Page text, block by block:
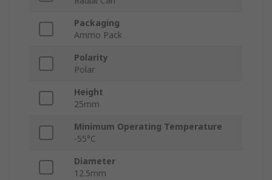
Packaging
Ammo Pack
Polarity
Polar
Height
25mm
Minimum Operating Temperature
-55°C
Diameter
12.5mm